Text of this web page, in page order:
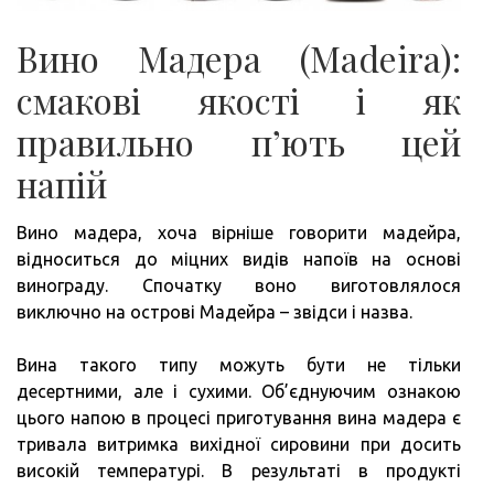
Вино Мадера (Madeira):
смакові якості і як
правильно п’ють цей
напій
Вино мадера, хоча вірніше говорити мадейра,
відноситься до міцних видів напоїв на основі
винограду. Спочатку воно виготовлялося
виключно на острові Мадейра – звідси і назва.
Вина такого типу можуть бути не тільки
десертними, але і сухими. Об’єднуючим ознакою
цього напою в процесі приготування вина мадера є
тривала витримка вихідної сировини при досить
високій температурі. В результаті в продукті